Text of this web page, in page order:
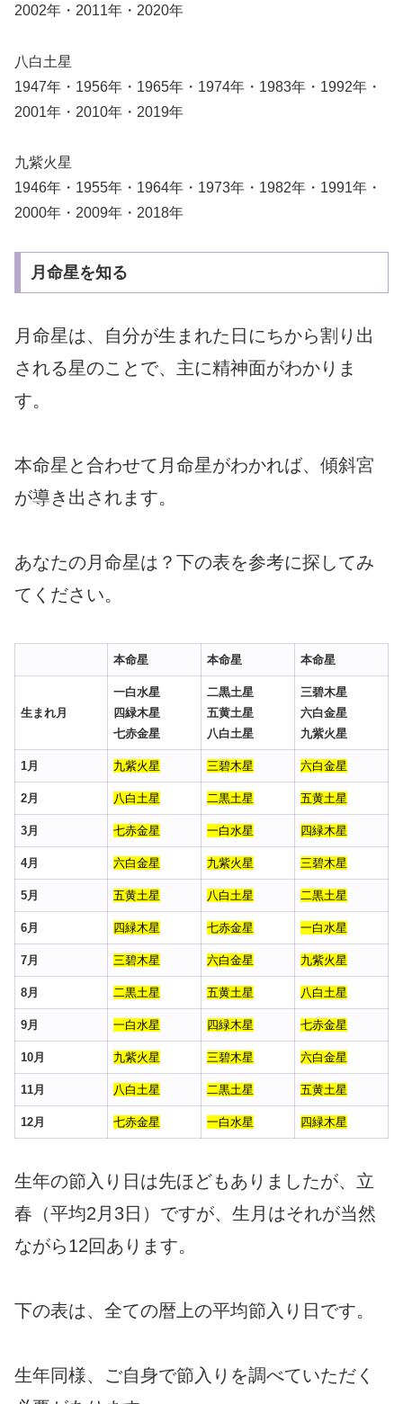
2002年・2011年・2020年
八白土星
1947年・1956年・1965年・1974年・1983年・1992年・
2001年・2010年・2019年
九紫火星
1946年・1955年・1964年・1973年・1982年・1991年・
2000年・2009年・2018年
月命星を知る
月命星は、自分が生まれた日にちから割り出
される星のことで、主に精神面がわかりま
す。
本命星と合わせて月命星がわかれば、傾斜宮
が導き出されます。
あなたの月命星は？下の表を参考に探してみ
てください。
本命星 本命星 本命星
生まれ月
一白水星
四緑木星
七赤金星
二黒土星
五黄土星
八白土星
三碧木星
六白金星
九紫火星
1月 九紫火星 三碧木星 六白金星
2月 八白土星 二黒土星 五黄土星
3月 七赤金星 一白水星 四緑木星
4月 六白金星 九紫火星 三碧木星
5月 五黄土星 八白土星 二黒土星
6月 四緑木星 七赤金星 一白水星
7月 三碧木星 六白金星 九紫火星
8月 二黒土星 五黄土星 八白土星
9月 一白水星 四緑木星 七赤金星
10月 九紫火星 三碧木星 六白金星
11月 八白土星 二黒土星 五黄土星
12月 七赤金星 一白水星 四緑木星
生年の節入り日は先ほどもありましたが、立
春（平均2月3日）ですが、生月はそれが当然
ながら12回あります。
下の表は、全ての暦上の平均節入り日です。
生年同様、ご自身で節入りを調べていただく